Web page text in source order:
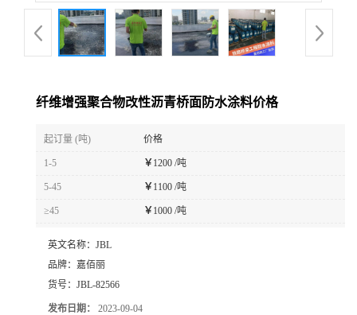
纤维增强聚合物改性沥青桥面防水涂料价格
起订量 (吨) 价格
1-5 ￥1200 /吨
5-45 ￥1100 /吨
≥45 ￥1000 /吨
英文名称： JBL
品牌： 嘉佰丽
货号： JBL-82566
发布日期： 2023-09-04